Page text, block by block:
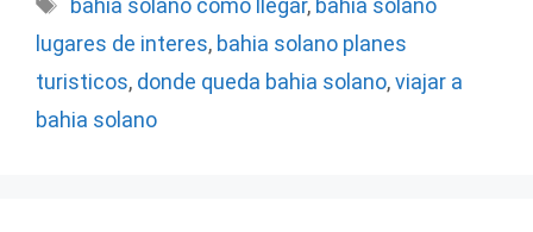
bahia solano como llegar, bahia solano
lugares de interes, bahia solano planes
turisticos, donde queda bahia solano,viajar a
bahia solano